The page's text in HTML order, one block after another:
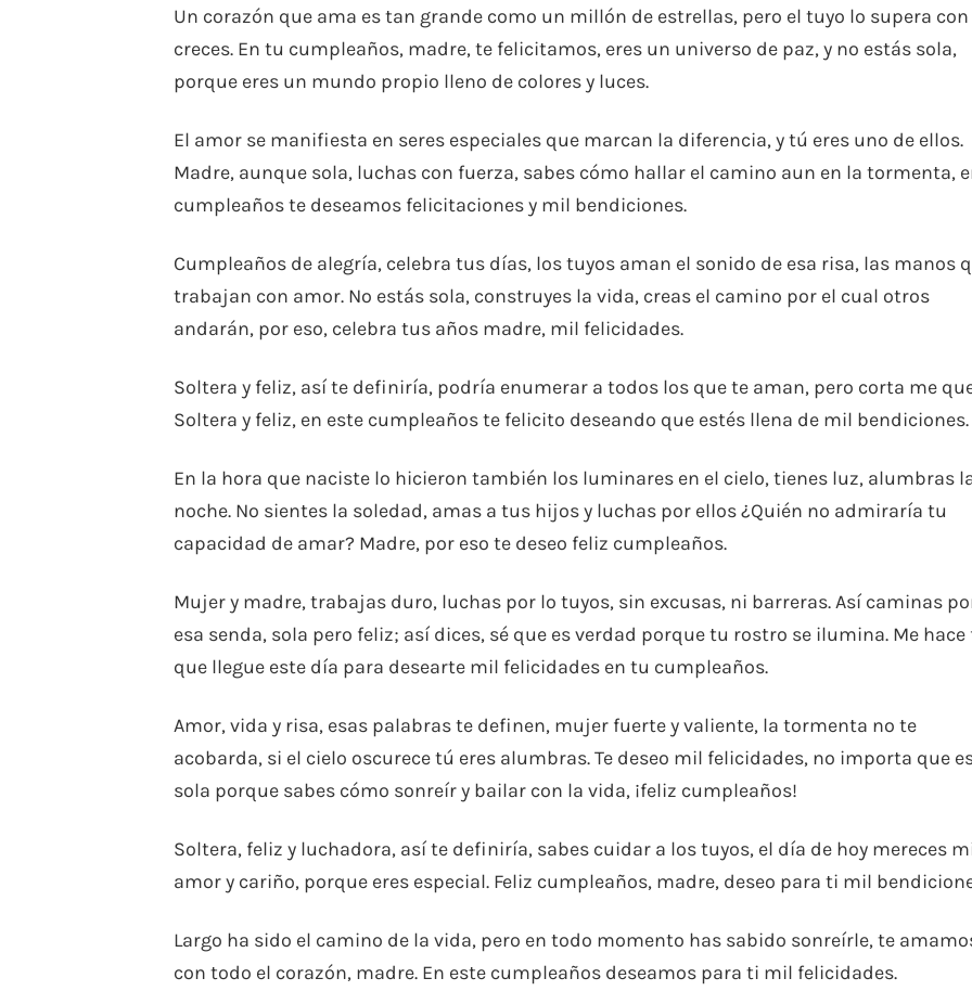
Un corazón que ama es tan grande como un millón de estrellas, pero el tuyo lo supera con
creces. En tu cumpleaños, madre, te felicitamos, eres un universo de paz, y no estás sola,
porque eres un mundo propio lleno de colores y luces.
El amor se manifiesta en seres especiales que marcan la diferencia, y tú eres uno de ellos.
Madre, aunque sola, luchas con fuerza, sabes cómo hallar el camino aun en la tormenta,
cumpleaños te deseamos felicitaciones y mil bendiciones.
Cumpleaños de alegría, celebra tus días, los tuyos aman el sonido de esa risa, las manos
trabajan con amor. No estás sola, construyes la vida, creas el camino por el cual otros
andarán, por eso, celebra tus años madre, mil felicidades.
Soltera y feliz, así te definiría, podría enumerar a todos los que te aman, pero corta me
Soltera y feliz, en este cumpleaños te felicito deseando que estés llena de mil bendiciones.
En la hora que naciste lo hicieron también los luminares en el cielo, tienes luz, alumbras
noche. No sientes la soledad, amas a tus hijos y luchas por ellos ¿Quién no admiraría tu
capacidad de amar? Madre, por eso te deseo feliz cumpleaños.
Mujer y madre, trabajas duro, luchas por lo tuyos, sin excusas, ni barreras. Así caminas
esa senda, sola pero feliz; así dices, sé que es verdad porque tu rostro se ilumina. Me hace
que llegue este día para desearte mil felicidades en tu cumpleaños.
Amor, vida y risa, esas palabras te definen, mujer fuerte y valiente, la tormenta no te
acobarda, si el cielo oscurece tú eres alumbras. Te deseo mil felicidades, no importa que
sola porque sabes cómo sonreír y bailar con la vida, ¡feliz cumpleaños!
Soltera, feliz y luchadora, así te definiría, sabes cuidar a los tuyos, el día de hoy mereces
amor y cariño, porque eres especial. Feliz cumpleaños, madre, deseo para ti mil
Largo ha sido el camino de la vida, pero en todo momento has sabido sonreírle, te
con todo el corazón, madre. En este cumpleaños deseamos para ti mil felicidades.